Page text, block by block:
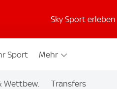
Sky Sport erleben
Sport Mehr
Wettbew. Transfers